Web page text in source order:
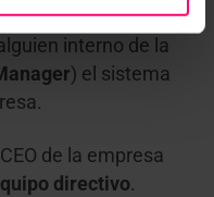
como si
interno de la
) el sistema
de la empresa
directivo.